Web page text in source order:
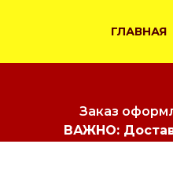
ГЛАВНАЯ
Заказ
ВАЖНО: